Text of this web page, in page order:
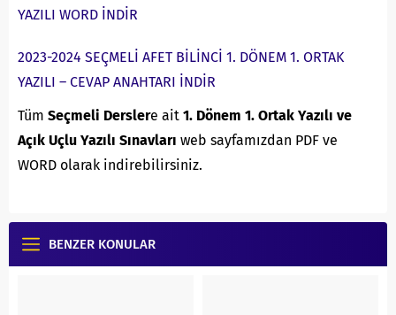
YAZILI WORD İNDİR
2023-2024 SEÇMELİ AFET BİLİNCİ 1. DÖNEM 1. ORTAK
YAZILI – CEVAP ANAHTARI İNDİR
Tüm Seçmeli Derslere ait 1. Dönem 1. Ortak Yazılı ve
Açık Uçlu Yazılı Sınavları web sayfamızdan PDF ve
WORD olarak indirebilirsiniz.
BENZER KONULAR